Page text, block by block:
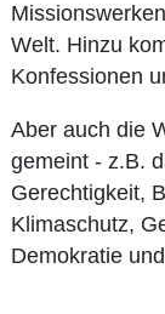
Welt. Hinzu
Konfessionen
Aber auch die
gemeint - z.B.
Gerechtigkeit,
Klimaschutz,
Demokratie